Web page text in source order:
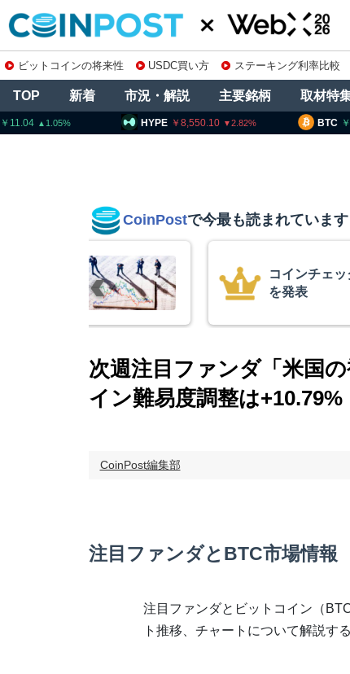
ビットコインの将来性 USDC買い方 ステーキング利率比較
TOP 新着 市況・解説 主要銘柄 取材特
HYPE 8,550.10 2.82
CoinPostで今最も読まれています
コインチェック、1銘柄
を発表
次週注目ファンダ「米国
イン難易度調整は+10.79%
CoinPost編集部
注目ファンダとBTC市場情報
注目ファンダとビットコイン（
ト推移、チャートについて解説する